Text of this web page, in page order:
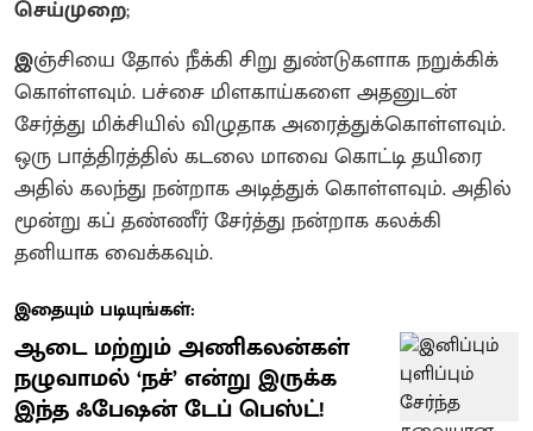
செய்முறை;
இஞ்சியை தோல் நீக்கி சிறு துண்டுகளாக நறுக்கிக்
கொள்ளவும். பச்சை மிளகாய்களை அதனுடன்
சேர்த்து மிக்சியில் விழுதாக அரைத்துக்கொள்ளவும்.
ஒரு பாத்திரத்தில் கடலை மாவை கொட்டி தயிரை
அதில் கலந்து நன்றாக அடித்துக் கொள்ளவும். அதில்
மூன்று கப் தண்ணீர் சேர்த்து நன்றாக கலக்கி
தனியாக வைக்கவும்.
இதையும் படியுங்கள்:
ஆடை மற்றும் அணிகலன்கள்
நழுவாமல் ‘நச்’ என்று இருக்க
இந்த ஃபேஷன் டேப் பெஸ்ட்!